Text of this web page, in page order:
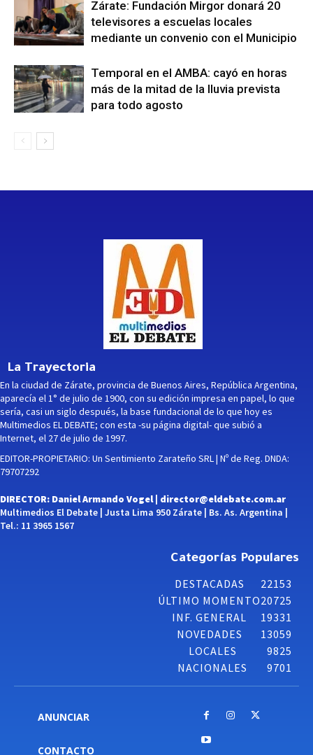
Zárate: Fundación Mirgor donará 20
televisores a escuelas locales
mediante un convenio con el Municipio
Temporal en el AMBA: cayó en horas
más de la mitad de la lluvia prevista
para todo agosto
La Trayectoria
En la ciudad de Zárate, provincia de Buenos Aires, República Argentina,
aparecía el 1° de julio de 1900, con su edición impresa en papel, lo que
sería, casi un siglo después, la base fundacional de lo que hoy es
Multimedios EL DEBATE; con esta -su página digital- que subió a
Internet, el 27 de julio de 1997.
EDITOR-PROPIETARIO: Un Sentimiento Zarateño SRL | Nº de Reg. DNDA:
79707292
DIRECTOR: Daniel Armando Vogel | director@eldebate.com.ar
Multimedios El Debate | Justa Lima 950 Zárate | Bs. As. Argentina |
Tel.: 11 3965 1567
Categorías Populares
DESTACADAS
22153
ÚLTIMO MOMENTO20725
INF. GENERAL
19331
NOVEDADES
13059
LOCALES
9825
NACIONALES
9701
ANUNCIAR
CONTACTO